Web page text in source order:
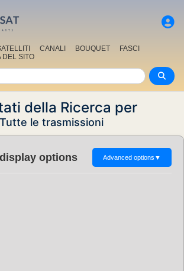
CANALI BOUQUET
FASCI
DEL SITO
della Ricerca per
Tutte le trasmissioni
options Advanced options ▼